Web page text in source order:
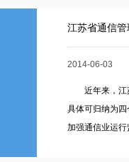
江苏省通信
2014-06-03
近年来，江苏
具体可归纳为
加强通信业运